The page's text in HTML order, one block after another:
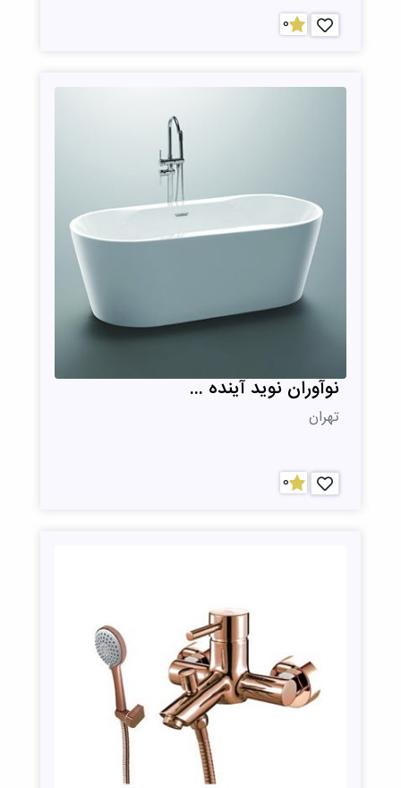
0
نوآوران نوید آینده ...
تهران
0